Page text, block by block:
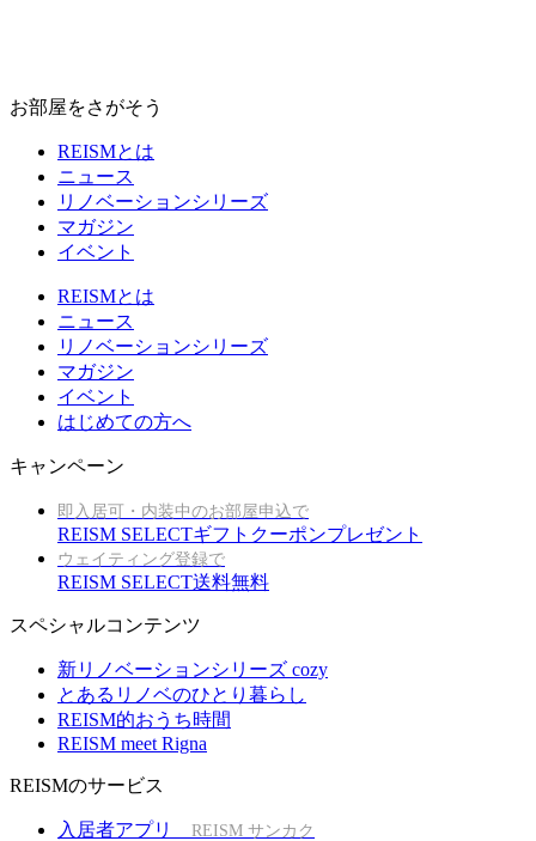
お部屋をさがそう
REISMとは
ニュース
リノベーションシリーズ
マガジン
イベント
REISMとは
ニュース
リノベーションシリーズ
マガジン
イベント
はじめての方へ
キャンペーン
即入居可・内装中のお部屋申込で
REISM SELECTギフトクーポンプレゼント
ウェイティング登録で
REISM SELECT送料無料
スペシャルコンテンツ
新リノベーションシリーズ cozy
とあるリノベのひとり暮らし
REISM的おうち時間
REISM meet Rigna
REISMのサービス
入居者アプリ REISM サンカク